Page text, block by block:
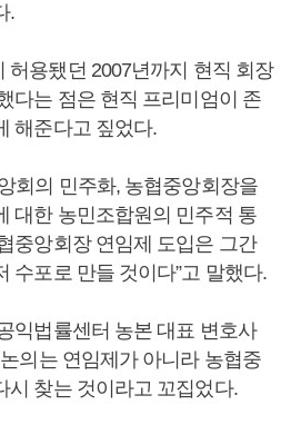
.
허용됐던 2007년까지 현직 회장
다는 점은 현직 프리미엄이 존
해준다고 짚었다.
회의 민주화, 농협중앙회장을
대한 농민조합원의 민주적 통
중앙회장 연임제 도입은 그간
수포로 만들 것이다”고 말했다.
익법률센터 농본 대표 변호사
의는 연임제가 아니라 농협중
시 찾는 것이라고 꼬집었다.